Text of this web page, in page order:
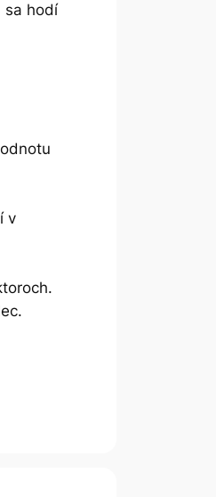
sa hodí
v